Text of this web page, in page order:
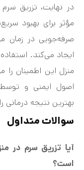
در نهایت، تزریق
مؤثر برای بهبود
صرفه‌جویی در زمان
ایجاد می‌کند.
منزل این اطمینان
اصول ایمنی و
بهترین نتیجه درمانی
سوالات متداول
آیا تزریق سرم در
است؟